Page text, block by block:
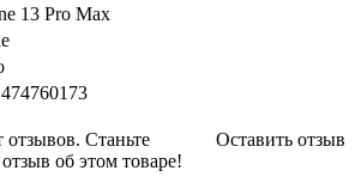
13 Pro Max
Оставить отзыв
отзывов. Станьте
об этом товаре!